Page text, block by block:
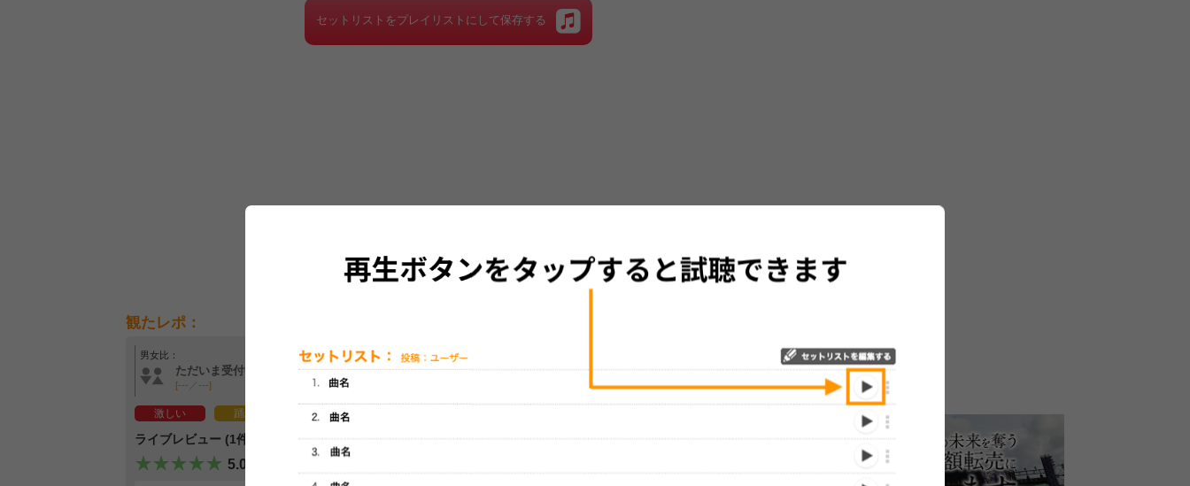
セットリストをプレイリストにして保存する
観たレポ：
男女比：
ただいま受付中です
[---／---]
年齢層：
ただいま受付中です
[---／---]
グッズの待ち時間：
ただいま受付中です
激しい 踊れる 笑える
ライブレビュー (1件)
5.0